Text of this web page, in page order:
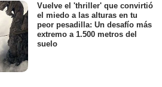
Vuelve el 'thriller' que convirtió
el miedo a las alturas en tu
peor pesadilla: Un desafío más
extremo a 1.500 metros del
suelo